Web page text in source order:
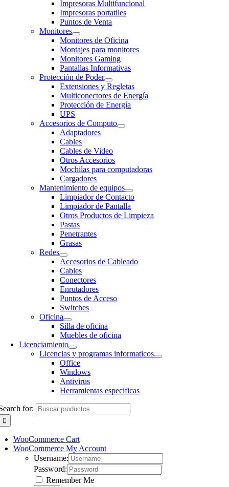
Impresoras Multifuncional
Impresoras portatiles
Puntos de Venta
Monitores
Monitores de Oficina
Montajes para monitores
Monitores Gaming
Pantallas Informativas
Protección de Poder
Extensiones y Regletas
Multiconectores de Energía
Protección de Energía
UPS
Accesorios de Computo
Adaptadores
Cables
Cables de Video
Otros Accesorios
Mochilas para computadoras
Cargadores
Mantenimiento de equipos
Limpiador de Contacto
Limpiador de Pantalla
Otros Productos de Limpieza
Pastas
Penetrantes
Grasas
Redes
Accesorios de Cableado
Cables
Conectores
Enrutadores
Puntos de Acceso
Switches
Oficina
Silla de oficina
Muebles de oficina
Licenciamiento
Licencias y programas informaticos
Office
Windows
Antivirus
Herramientas especificas
for:
WooCommerce Cart
WooCommerce My Account
Username:
Password:
Remember Me